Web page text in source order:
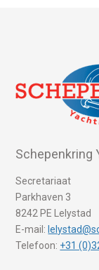
Schepenkring
Secretariaat
Parkhaven 3
8242 PE Lelystad
E-mail:
Telefoon: +31